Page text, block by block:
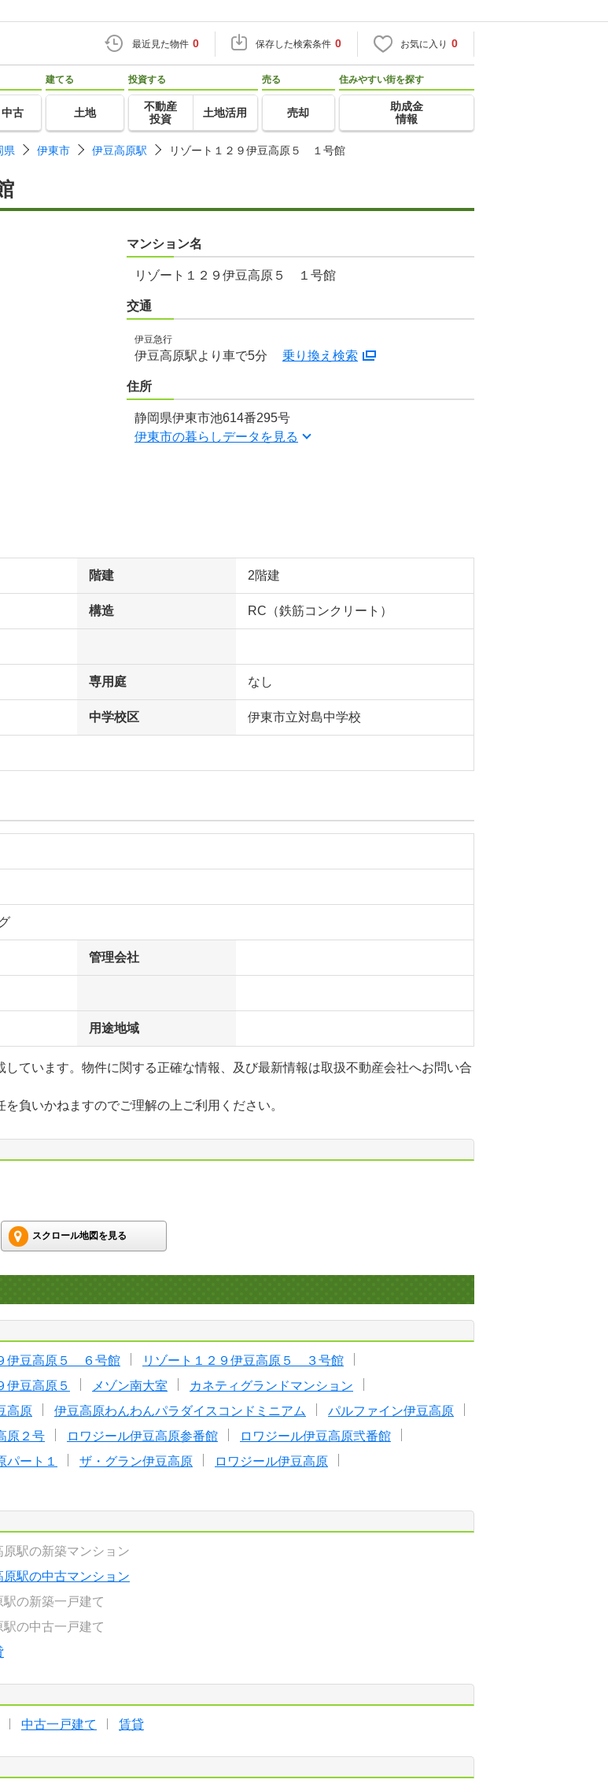
最近見た物件 0 保存した検索条件 0 お気に入り 0
中古
建てる
土地
投資する
不動産
投資
土地活用
売る
売却
住みやすい街を探す
助成金
情報
県 伊東市 伊豆高原駅 リゾート１２９伊豆高原５ １号館
マンション名
リゾート１２９伊豆高原５ １号館
交通
伊豆急行
伊豆高原駅より車で5分 乗り換え検索
住所
静岡県伊東市池614番295号
伊東市の暮らしデータを見る
階建 2階建
構造 RC（鉄筋コンクリート）
専用庭 なし
中学校区 伊東市立対島中学校
管理会社
用途地域
しています。物件に関する正確な情報、及び最新情報は取扱不動産会社へお問い合
負いかねますのでご理解の上ご利用ください。
スクロール地図を見る
伊豆高原５ ６号館
リゾート１２９伊豆高原５ ３号館
伊豆高原５ メゾン南大室
カネティグランドマンション
高原 伊豆高原わんわんパラダイスコンドミニアム
パルファイン伊豆高原
原２号 ロワジール伊豆高原参番館
ロワジール伊豆高原弐番館
パート１ ザ・グラン伊豆高原
ロワジール伊豆高原
原駅の新築マンション
原駅の中古マンション
駅の新築一戸建て
駅の中古一戸建て
中古一戸建て 賃貸